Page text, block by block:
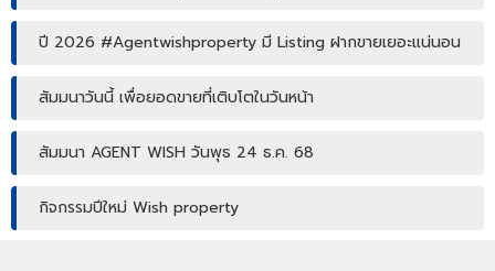
ปี 2026 #Agentwishproperty มี Listing ฝากขายเยอะแน่นอน
สัมมนาวันนี้ เพื่อยอดขายที่เติบโตในวันหน้า
สัมมนา AGENT WISH วันพุธ 24 ธ.ค. 68
กิจกรรมปีใหม่ Wish property